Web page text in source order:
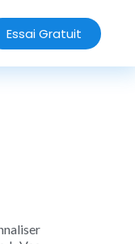
Essai Gratuit